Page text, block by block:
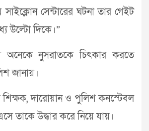
সেন্টারের ঘটনা তার গেইট
উল্টো দিকে।”
অনেকে নুসরাতকে চিৎকার করতে
জানায়।
শিক্ষক, দারোয়ান ও পুলিশ কনস্টেবল
তাকে উদ্ধার করে নিয়ে যায়।